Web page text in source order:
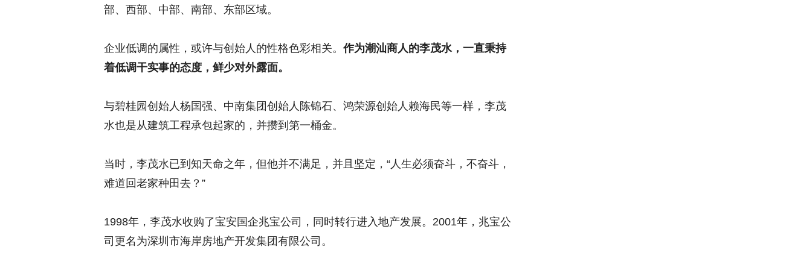
部、西部、中部、南部、东部区域。
企业低调的属性，或许与创始人的性格色彩相关。作为潮汕商人的李茂水，一直秉持
着低调干实事的态度，鲜少对外露面。
与碧桂园创始人杨国强、中南集团创始人陈锦石、鸿荣源创始人赖海民等一样，李茂
水也是从建筑工程承包起家的，并攒到第一桶金。
当时，李茂水已到知天命之年，但他并不满足，并且坚定，“人生必须奋斗，不奋斗，
难道回老家种田去？”
1998年，李茂水收购了宝安国企兆宝公司，同时转行进入地产发展。2001年，兆宝公
司更名为深圳市海岸房地产开发集团有限公司。